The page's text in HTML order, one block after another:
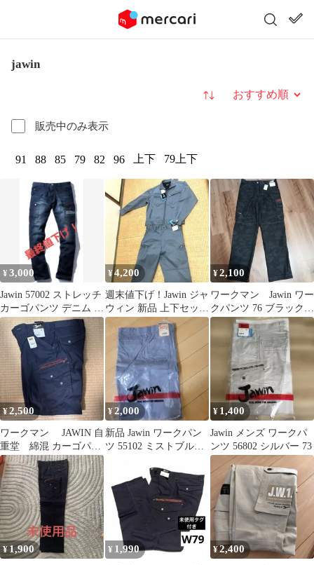
jawin
販売中のみ表示
並び替え
91 88 85 79 82 96 上下 79上下
¥3,000
Jawin 57002 ストレッチ
カーゴパンツ デニム 作
業着
¥4,200
週末値下げ！Jawin ジャ
ウィン 新品 上下セット
作業服 秋冬 ワークウェ
¥2,100
ワークマン Jawin ワー
クパンツ 76 ブラックカ
モフラ
¥2,500
ワークマン JAWIN 自
重堂 綿混 カーゴパン
ツ ネイビー ウエス
ト82
¥2,000
新品 Jawin ワークパン
ツ 55102 ミストブルー
¥ 1,400
Jawin メンズ ワークパ
ンツ 56802 シルバー 73
¥1,900 ¥ 1,990 ¥2,400